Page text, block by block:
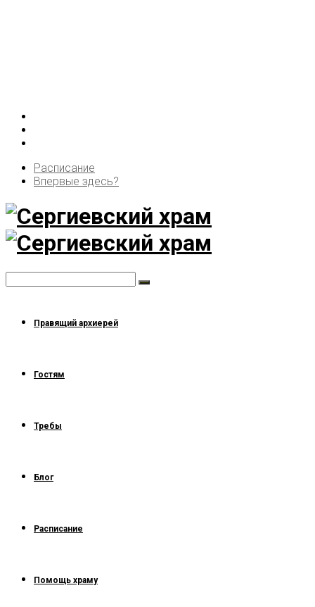
Расписание
Впервые здесь?
Правящий архиерей
Гостям
Требы
Блог
Расписание
Помощь храму